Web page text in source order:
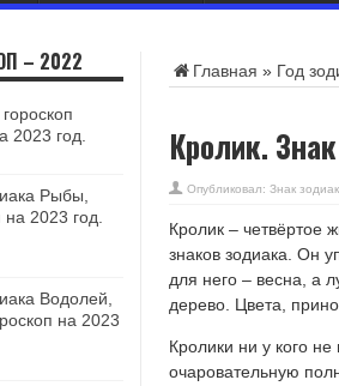
Главная » Год
Кролик.
Опубликовал: Знак зодиак
Кролик – четвёртое
знаков зодиака. Он
для него – весна, а
дерево. Цвета,
Кролики ни у кого
очаровательную
– 2022
2023 год.
Рыбы,
на 2023 год.
Водолей,
на 2023